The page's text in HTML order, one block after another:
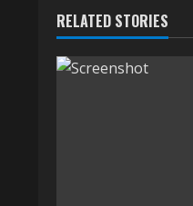
RELATED STORIES